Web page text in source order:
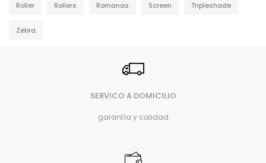
Roller Rollers Romanas Screen Tripleshade
Zebra
SERVICO A DOMICILIO
garantía y calidad